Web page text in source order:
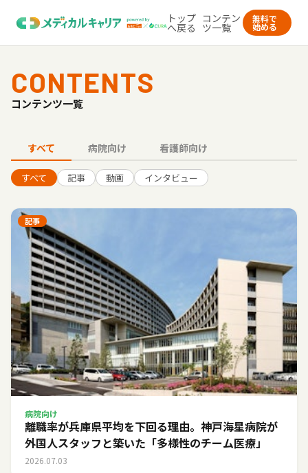
トップ
へ戻る
コンテン
ツ一覧
無料で
始める
CONTENTS
コンテンツ一覧
すべて 病院向け 看護師向け
すべて 記事 動画 インタビュー
記事
病院向け
離職率が兵庫県平均を下回る理由。神戸海星病院が
外国人スタッフと築いた「多様性のチーム医療」
2026.07.03